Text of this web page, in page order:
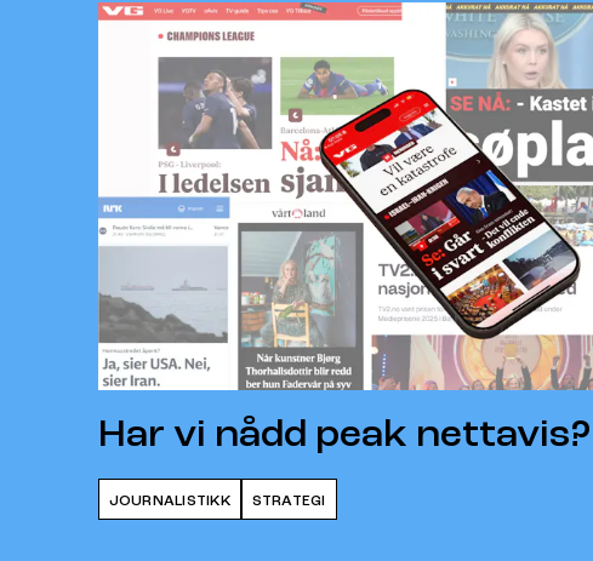
Har vi nådd peak nettavis?
JOURNALISTIKK STRATEGI